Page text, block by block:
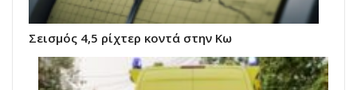
Σεισμός 4,5 ρίχτερ κοντά στην Κω